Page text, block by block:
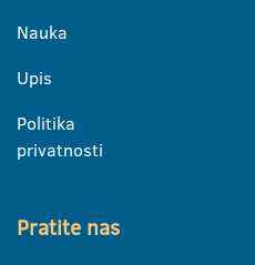
Nauka
Upis
Politika
privatnosti
Pratite nas